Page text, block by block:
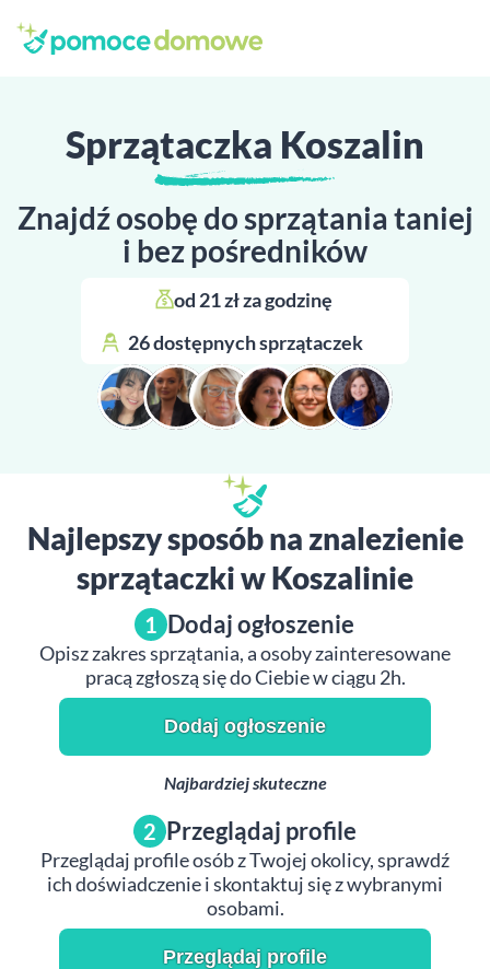
Sprzątaczka Koszalin
Znajdź osobę do sprzątania taniej
i bez pośredników
od 21 zł za godzinę
26 dostępnych sprzątaczek
Najlepszy sposób na znalezienie
sprzątaczki w Koszalinie
1 Dodaj ogłoszenie
Opisz zakres sprzątania, a osoby zainteresowane
pracą zgłoszą się do Ciebie w ciągu 2h.
Dodaj ogłoszenie
Najbardziej skuteczne
2 Przeglądaj profile
Przeglądaj profile osób z Twojej okolicy, sprawdź
ich doświadczenie i skontaktuj się z wybranymi
osobami.
Przeglądaj profile